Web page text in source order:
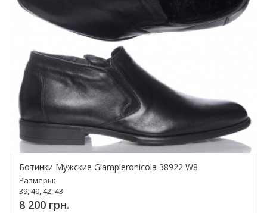
Ботинки Мужские Giampieronicola 38922 W8
Размеры:
39, 40, 42, 43
8 200 грн.